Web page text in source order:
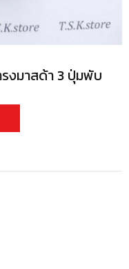
งมาสด้า 3 ปุ่มพับ